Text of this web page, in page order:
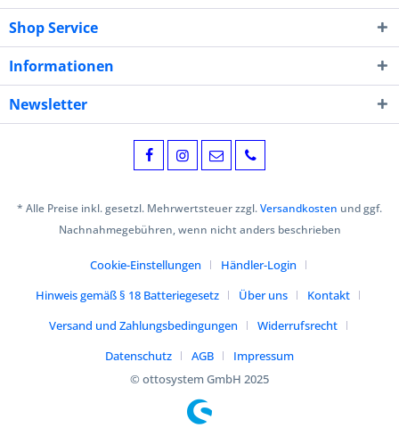
Shop Service
Informationen
Newsletter
* Alle Preise inkl. gesetzl. Mehrwertsteuer zzgl.Versandkosten und ggf.
Nachnahmegebühren, wenn nicht anders beschrieben
Cookie-Einstellungen
Händler-Login
Hinweis gemäß § 18 Batteriegesetz
Über uns
Kontakt
Versand und Zahlungsbedingungen
Widerrufsrecht
Datenschutz
AGB
Impressum
© ottosystem GmbH 2025